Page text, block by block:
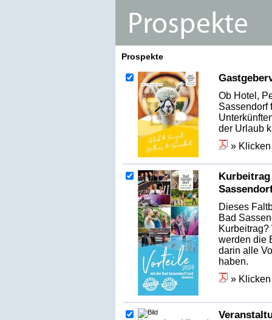
Prospekte
Ob Hotel,
Sassendorf
der Urlaub
»
Dieses
Bad
werden die
darin alle
haben.
»